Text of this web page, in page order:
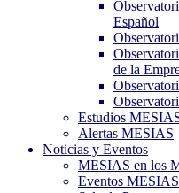
Español
de la
Estudios
Alertas MESIAS
Noticias y Eventos
MESIAS en los
Eventos MESIAS